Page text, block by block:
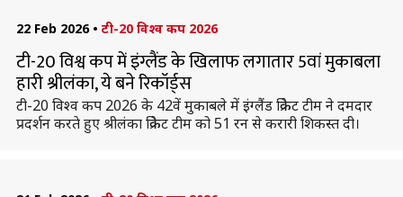
22 Feb 2026 • टी-20 विश्व कप 2026
टी-20 विश्व कप में इंग्लैंड के खिलाफ लगातार 5वां मुकाबला
हारी श्रीलंका, ये बने रिकॉर्ड्स
टी-20 विश्व कप 2026 के 42वें मुकाबले में इंग्लैंड क्रिकेट टीम ने दमदार
प्रदर्शन करते हुए श्रीलंका क्रिकेट टीम को 51 रन से करारी शिकस्त दी।